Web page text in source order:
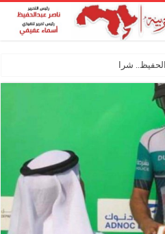
شراكة فنية تر